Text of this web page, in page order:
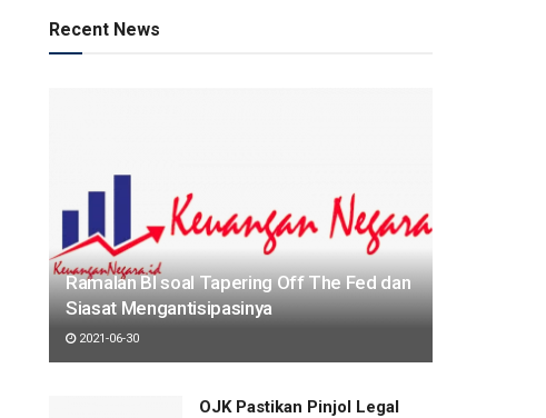
Recent News
Ramalan BI soal Tapering Off The Fed dan
Siasat Mengantisipasinya
2021-06-30
OJK Pastikan Pinjol Legal